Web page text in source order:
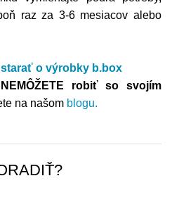
raz za 3-6 mesiacov alebo
o výrobky b.box
robiť so svojím
na našom blogu.